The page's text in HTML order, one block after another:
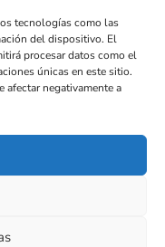
tecnologías como las
del dispositivo. El
procesar datos como el
únicas en este sitio.
afectar negativamente a
| LMDV ©